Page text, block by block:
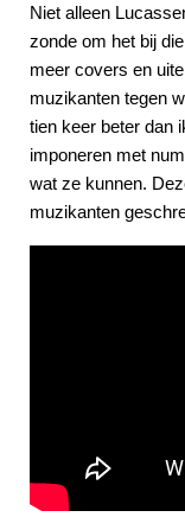
Niet alleen
zonde om het bij
meer covers en
muzikanten tegen
tien keer beter dan
imponeren met
wat ze kunnen.
muzikanten